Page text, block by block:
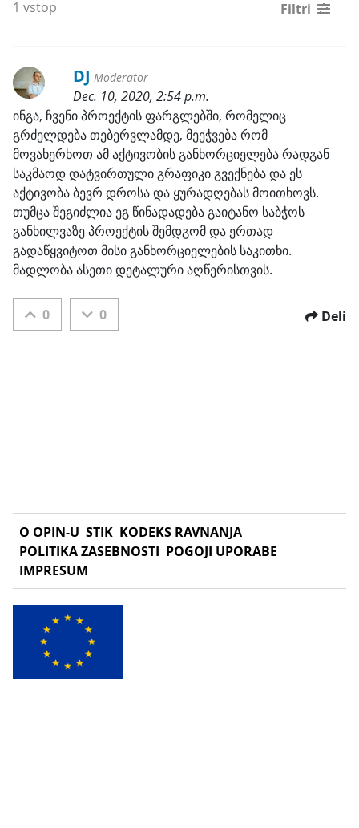
1 vstop Filtri
DJ Moderator
Dec. 10, 2020, 2:54 p.m.
Kategorije:
ინგა, ჩვენი პროექტის ფარგლებში, რომელიც
გრძელდება თებერვლამდე, მეეჭვება რომ
მოვახერხოთ ამ აქტივობის განხორციელება რადგან
საკმაოდ დატვირთული გრაფიკი გვექნება და ეს
აქტივობა ბევრ დროსა და ყურადღებას მოითხოვს.
თუმცა შეგიძლია ეგ წინადადება გაიტანო საბჭოს
განხილვაზე პროექტის შემდგომ და ერთად
გადაწყვიტოთ მისი განხორციელების საკითხი.
მადლობა ასეთი დეტალური აღწერისთვის.
0 0 Deli
O OPIN-U STIK KODEKS RAVNANJA
POLITIKA ZASEBNOSTI POGOJI UPORABE
IMPRESUM